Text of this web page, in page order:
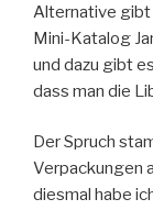
Alternative gibt
Mini-Katalog
und dazu gibt
dass man die
Der Spruch
Verpackungen
diesmal habe